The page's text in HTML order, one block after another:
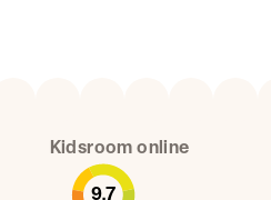
Kidsroom online
9,7